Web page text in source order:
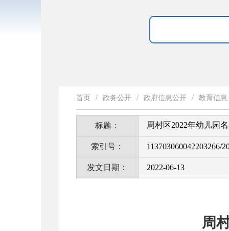
首页 / 政务公开 / 政府信息公开 / 教育信息
标题： 周村区2022年幼儿园
索引号： 113703060042203266/
发文日期： 2022-06-13
周